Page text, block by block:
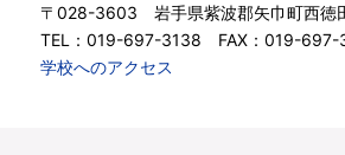
〒028-3603 岩手県紫波郡矢巾町西徳
TEL：019-697-3138 FAX：019-697-
学校へのアクセス